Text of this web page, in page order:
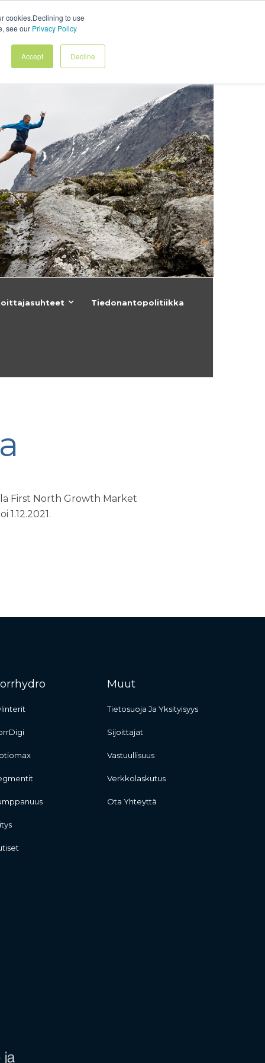
cookies.Declining to use
see our Privacy Policy
Accept Decline
Sijoittajat
Tiedonantopolitiikka
First North Growth Market
Muut
Tietosuoja Ja Yksityisyys
Sijoittajat
Vastuullisuus
Verkkolaskutus
Ota Yhteyttä